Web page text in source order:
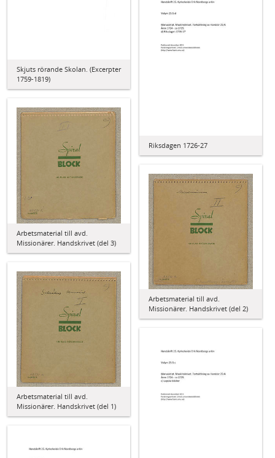
Skjuts rörande Skolan. (Excerpter
1759-1819)
Riksdagen 1726-27
Arbetsmaterial till avd.
Missionärer. Handskrivet (del 3)
Arbetsmaterial till avd.
Missionärer. Handskrivet (del 2)
Arbetsmaterial till avd.
Missionärer. Handskrivet (del 1)